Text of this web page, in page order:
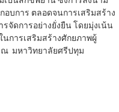
บการ ตลอดจนการเสริมสร้าง
จัดการอย่างยั่งยืน โดยมุ่งเน้น
การเสริมสร้างศักยภาพผู้
ณ มหาวิทยาลัยศรีปทุม